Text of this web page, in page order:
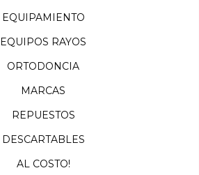
EQUIPAMIENTO
EQUIPOS RAYOS
ORTODONCIA
MARCAS
REPUESTOS
DESCARTABLES
AL COSTO!